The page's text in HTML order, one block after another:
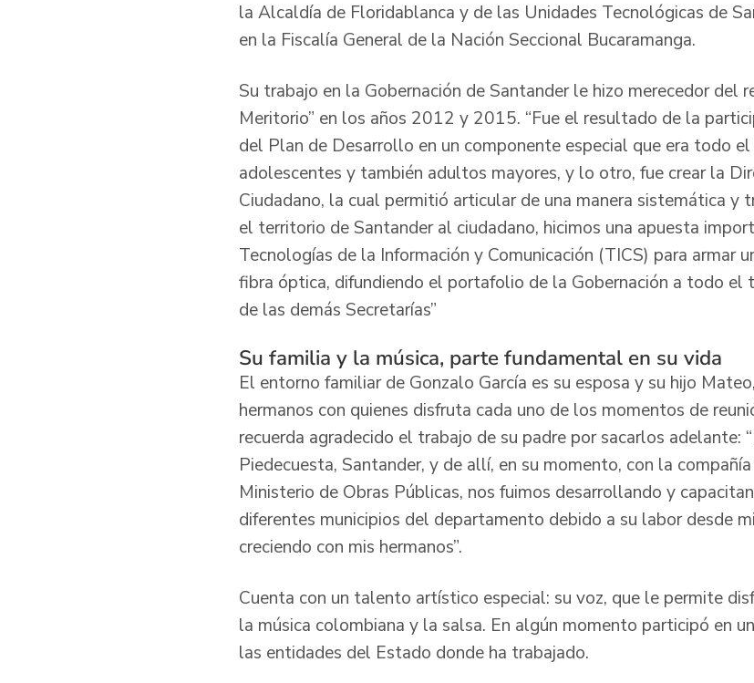
la Alcaldía de Floridablanca y de las Unidades Tecnológicas de
en la Fiscalía General de la Nación Seccional Bucaramanga.
Su trabajo en la Gobernación de Santander le hizo merecedor del
Meritorio” en los años 2012 y 2015. “Fue el resultado de la
del Plan de Desarrollo en un componente especial que era todo
adolescentes y también adultos mayores, y lo otro, fue crear la
Ciudadano, la cual permitió articular de una manera sistemática y
el territorio de Santander al ciudadano, hicimos una apuesta
Tecnologías de la Información y Comunicación (TICS) para armar
fibra óptica, difundiendo el portafolio de la Gobernación a todo el
de las demás Secretarías”
Su familia y la música, parte fundamental en su vida
El entorno familiar de Gonzalo García es su esposa y su hijo
hermanos con quienes disfruta cada uno de los momentos de
recuerda agradecido el trabajo de su padre por sacarlos adelante:
Piedecuesta, Santander, y de allí, en su momento, con la
Ministerio de Obras Públicas, nos fuimos desarrollando y
diferentes municipios del departamento debido a su labor desde
creciendo con mis hermanos”.
Cuenta con un talento artístico especial: su voz, que le permite
la música colombiana y la salsa. En algún momento participó en
las entidades del Estado donde ha trabajado.